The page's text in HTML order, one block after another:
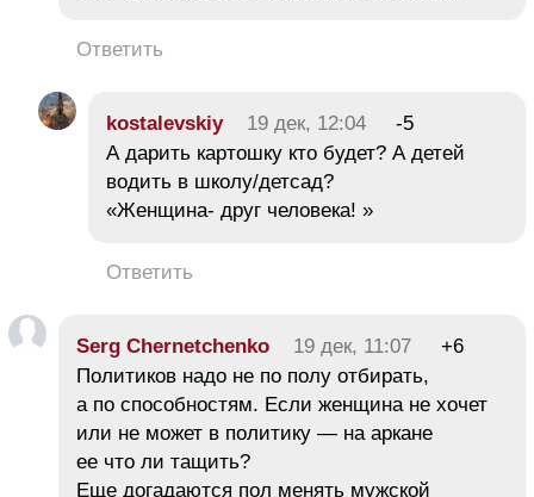
Ответить
kostalevskiy 19 дек, 12:04
-5
А дарить картошку кто будет? А детей
водить в школу/детсад?
«Женщина- друг человека! »
Ответить
Serg Chernetchenko 19 дек, 11:07
+6
Политиков надо не по полу отбирать,
а по способностям. Если женщина не хочет
или не может в политику — на аркане
ее что ли тащить?
Еще догадаются пол менять мужской